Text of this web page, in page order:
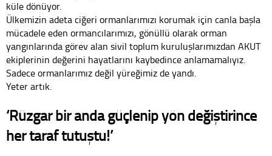
küle dönüyor.
Ülkemizin adeta ciğeri ormanlarımızı korumak için canla başla
mücadele eden ormancılarımızı, gönüllü olarak orman
yangınlarında görev alan sivil toplum kuruluşlarımızdan AKUT
ekiplerinin değerini hayatlarını kaybedince anlamamalıyız.
Sadece ormanlarımız değil yüreğimiz de yandı.
Yeter artık.
‘Rüzgar bir anda güçlenip yön değiştirince
her taraf tutuştu!’